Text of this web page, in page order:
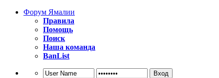
Форум Ямалии
Правила
Помощь
Поиск
Наша команда
BanList